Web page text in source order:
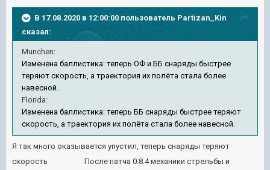
В 17.08.2020 в 12:00:00 пользователь Partizan_Kin
сказал:
Munchen:
Изменена баллистика: теперь ОФ и ББ снаряды быстрее
теряют скорость, а траектория их полёта стала более
навесной.
Florida:
Изменена баллистика: теперь ББ снаряды быстрее теряют
скорость, а траектория их полёта стала более навесной.
Я так много оказывается упустил, теперь снаряды теряют
скорость
После патча 0.8.4 механики стрельбы и